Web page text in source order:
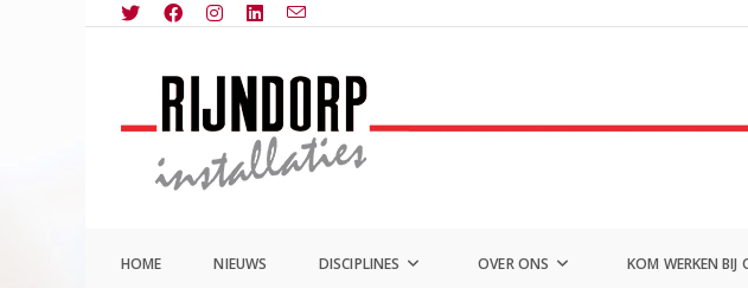
HOME NIEUWS DISCIPLINES OVER ONS KOM WERKEN BIJ